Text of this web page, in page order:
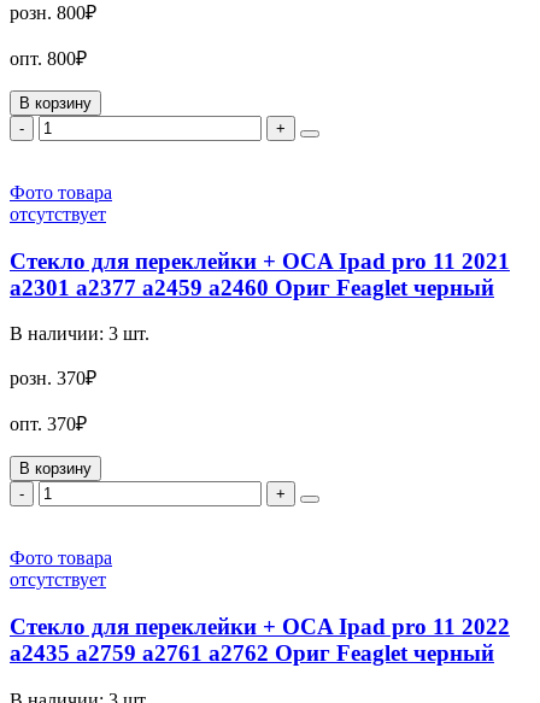
розн. 800₽
опт. 800₽
В корзину
-
+
Фото товара
отсутствует
Стекло для переклейки + OCA Ipad pro 11 2021
a2301 a2377 a2459 a2460 Ориг Feaglet черный
В наличии: 3 шт.
розн. 370₽
опт. 370₽
В корзину
-
+
Фото товара
отсутствует
Стекло для переклейки + OCA Ipad pro 11 2022
a2435 a2759 a2761 a2762 Ориг Feaglet черный